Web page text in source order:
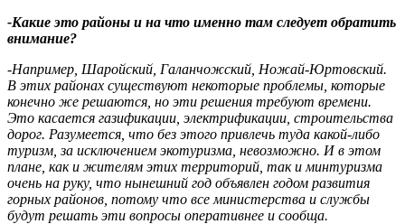
-Какие это районы и на что именно там следует обратить
внимание?
-Например, Шаройский, Галанчожский, Ножай-Юртовский.
В этих районах существуют некоторые проблемы, которые
конечно же решаются, но эти решения требуют времени.
Это касается газификации, электрификации, строительства
дорог. Разумеется, что без этого привлечь туда какой-либо
туризм, за исключением экотуризма, невозможно. И в этом
плане, как и жителям этих территорий, так и минтуризма
очень на руку, что нынешний год объявлен годом развития
горных районов, потому что все министерства и службы
будут решать эти вопросы оперативнее и сообща.